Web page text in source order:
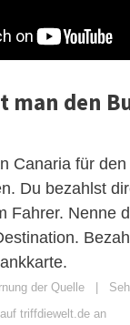
man den
Canaria für
Du bezahlst
Fahrer. Nenne
der Quelle |
triffdiewelt.de an